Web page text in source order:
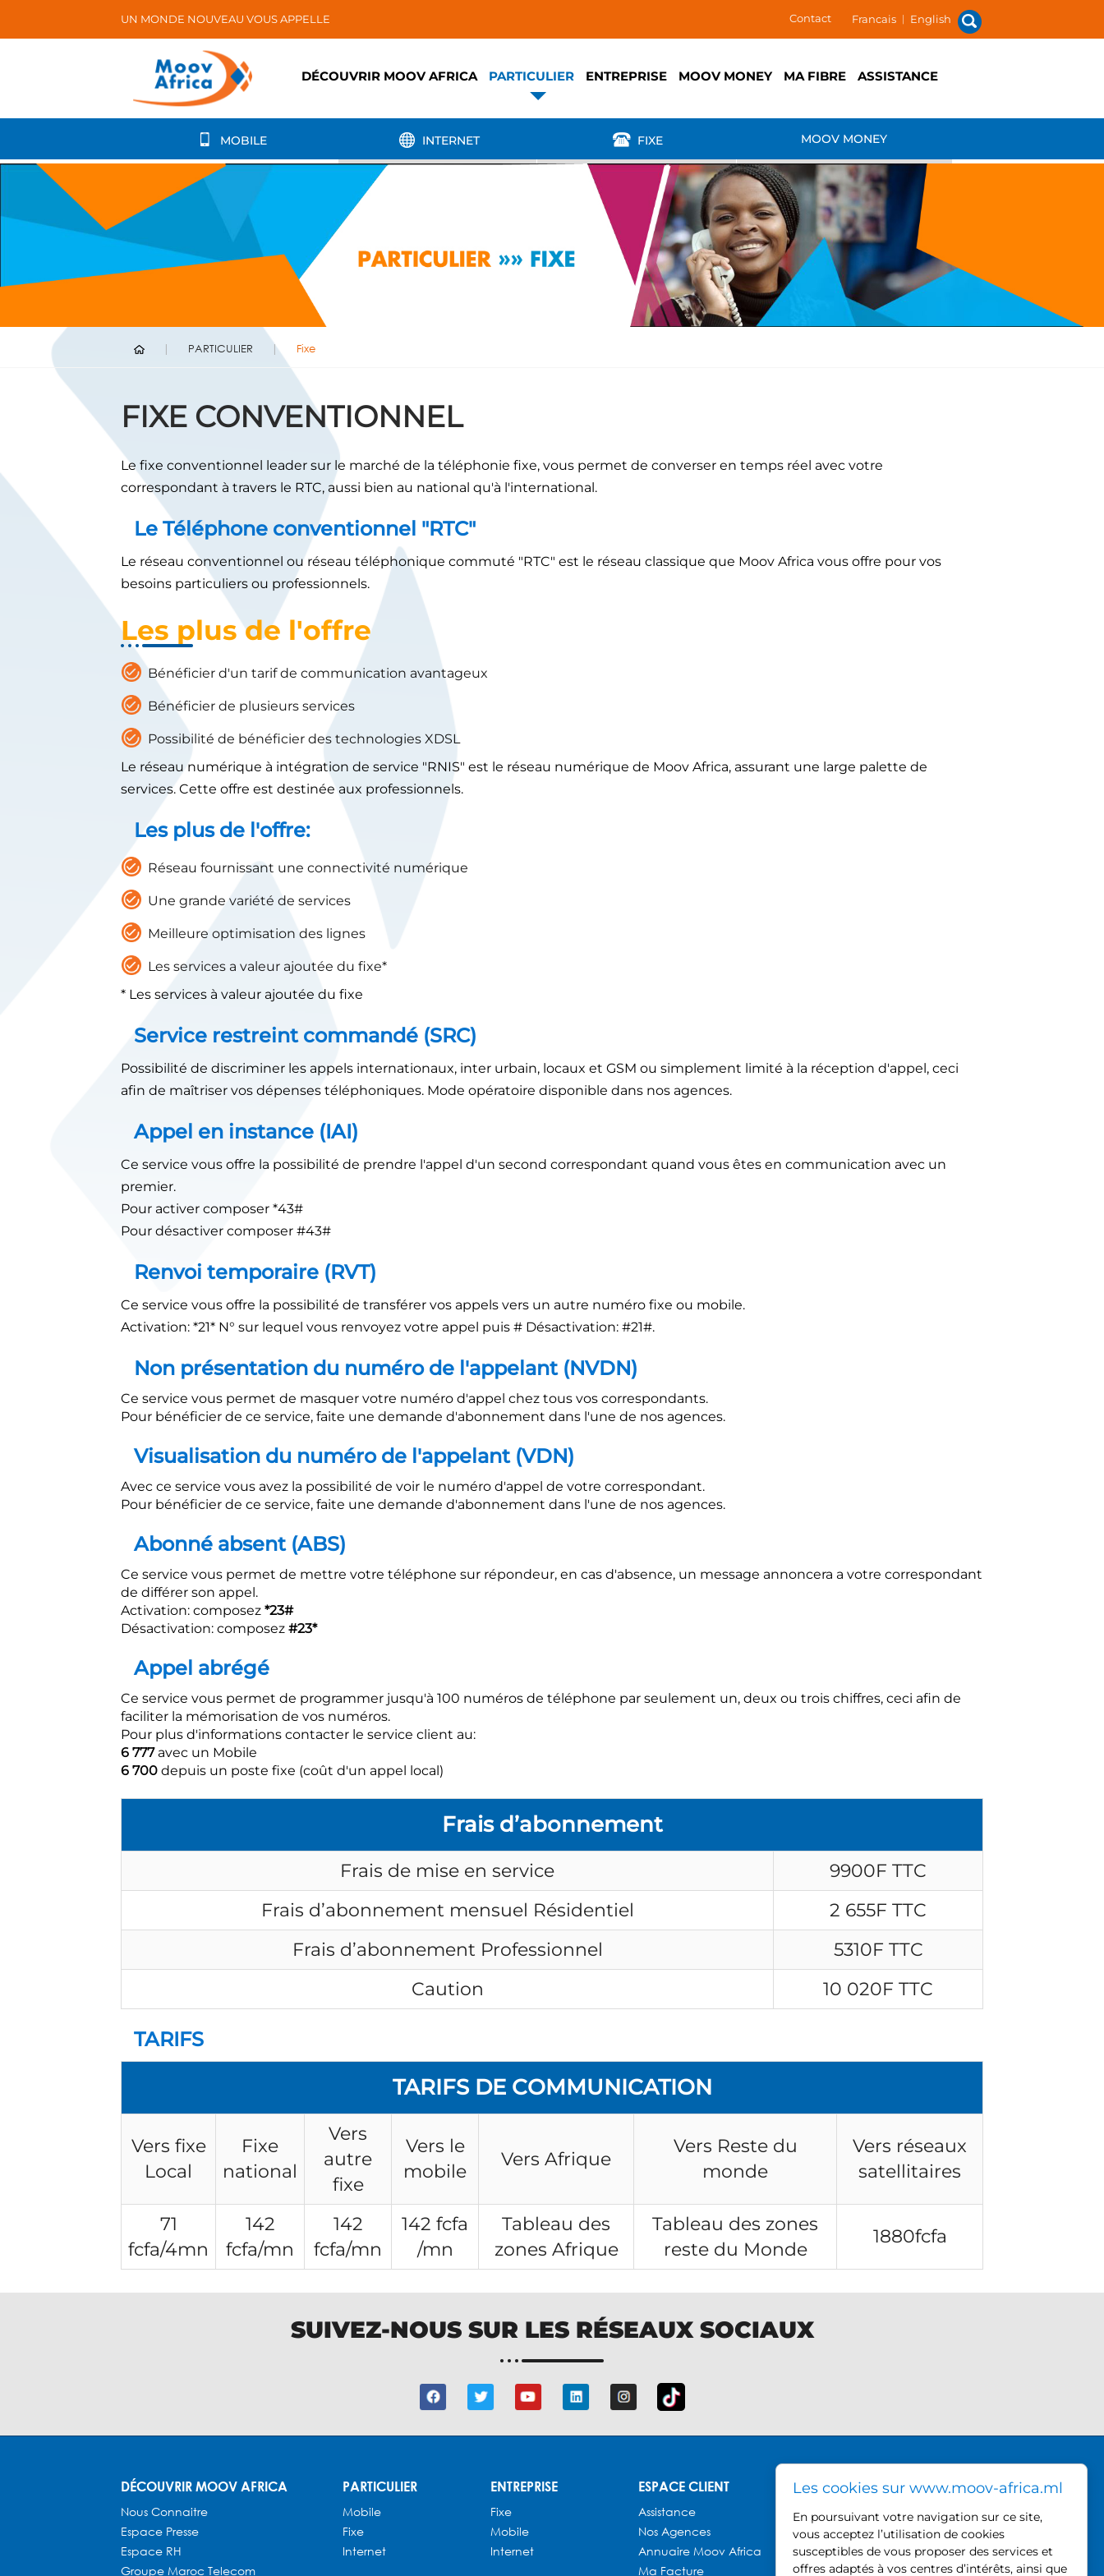
UN MONDE NOUVEAU VOUS APPELLE Contact Francais | English
DÉCOUVRIR MOOV AFRICA PARTICULIER ENTREPRISE MOOV MONEY MA FIBRE ASSISTANCE
MOBILE INTERNET FIXE MOOV MONEY
PARTICULIER Fixe
FIXE CONVENTIONNEL
Le fixe conventionnel leader sur le marché de la téléphonie fixe, vous permet de converser en temps réel avec votre
correspondant à travers le RTC, aussi bien au national qu'à l'international.
Le Téléphone conventionnel "RTC"
Le réseau conventionnel ou réseau téléphonique commuté "RTC" est le réseau classique que Moov Africa vous offre pour vos
besoins particuliers ou professionnels.
Les plus de l'offre
Bénéficier d'un tarif de communication avantageux
Bénéficier de plusieurs services
Possibilité de bénéficier des technologies XDSL
Le réseau numérique à intégration de service "RNIS" est le réseau numérique de Moov Africa, assurant une large palette de
services. Cette offre est destinée aux professionnels.
Les plus de l'offre:
Réseau fournissant une connectivité numérique
Une grande variété de services
Meilleure optimisation des lignes
Les services a valeur ajoutée du fixe*
* Les services à valeur ajoutée du fixe
Service restreint commandé (SRC)
Possibilité de discriminer les appels internationaux, inter urbain, locaux et GSM ou simplement limité à la réception d'appel, ceci
afin de maîtriser vos dépenses téléphoniques. Mode opératoire disponible dans nos agences.
Appel en instance (IAI)
Ce service vous offre la possibilité de prendre l'appel d'un second correspondant quand vous êtes en communication avec un
premier.
Pour activer composer *43#
Pour désactiver composer #43#
Renvoi temporaire (RVT)
Ce service vous offre la possibilité de transférer vos appels vers un autre numéro fixe ou mobile.
Activation: *21* N° sur lequel vous renvoyez votre appel puis # Désactivation: #21#.
Non présentation du numéro de l'appelant (NVDN)
Ce service vous permet de masquer votre numéro d'appel chez tous vos correspondants.
Pour bénéficier de ce service, faite une demande d'abonnement dans l'une de nos agences.
Visualisation du numéro de l'appelant (VDN)
Avec ce service vous avez la possibilité de voir le numéro d'appel de votre correspondant.
Pour bénéficier de ce service, faite une demande d'abonnement dans l'une de nos agences.
Abonné absent (ABS)
Ce service vous permet de mettre votre téléphone sur répondeur, en cas d'absence, un message annoncera a votre correspondant
de différer son appel.
Activation: composez *23#
Désactivation: composez #23*
Appel abrégé
Ce service vous permet de programmer jusqu'à 100 numéros de téléphone par seulement un, deux ou trois chiffres, ceci afin de
faciliter la mémorisation de vos numéros.
Pour plus d'informations contacter le service client au:
6 777avec un Mobile
6 700 depuis un poste fixe (coût d'un appel local)
Frais d’abonnement
Frais de mise en service
9900F TTC
Frais d’abonnement mensuel Résidentiel
2 655F TTC
Frais d’abonnement Professionnel
5310F TTC
Caution
10 020F TTC
TARIFS
TARIFS DE COMMUNICATION
Vers fixe
Local
Fixe
national
Vers
autre
fixe
Vers le
mobile
Vers Afrique
Vers Reste du
monde
Vers réseaux
satellitaires
71
fcfa/4mn
142
fcfa/mn
142
fcfa/mn
142 fcfa
/mn
Tableau des
zones Afrique
Tableau des zones
reste du Monde
1880fcfa
SUIVEZ-NOUS SUR LES RÉSEAUX SOCIAUX
DÉCOUVRIR MOOV AFRICA
Nous Connaitre
Espace Presse
Espace RH
Groupe Maroc Telecom
PARTICULIER
Mobile
Fixe
Internet
ENTREPRISE
Fixe
Mobile
Internet
ESPACE CLIENT
Assistance
Nos Agences
Annuaire Moov Africa
Ma Facture
DIRECTION GÉNÉRALE MOOV
Hamdallaye ACI 2000,
près du Palais des Sports
BP 740, Bamako - Mali
Les cookies sur www.moov-africa.ml
En poursuivant votre navigation sur ce site,
vous acceptez l’utilisation de cookies
susceptibles de vous proposer des services et
offres adaptés à vos centres d’intérêts, ainsi que